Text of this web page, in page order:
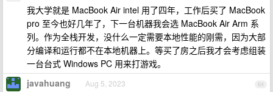
我大学就是 MacBook Air intel 用了四年，工作后买了 MacBook
pro 至今也好几年了，下一台机器我会选 MacBook Air Arm 系
列。作为全栈开发，没什么一定需要本地性能的刚需，因为大部
分编译和运行都不在本地机器上。等买了房之后我才会考虑组装
一台台式 Windows PC 用来打游戏。
64
javahuang Aug 5, 2023